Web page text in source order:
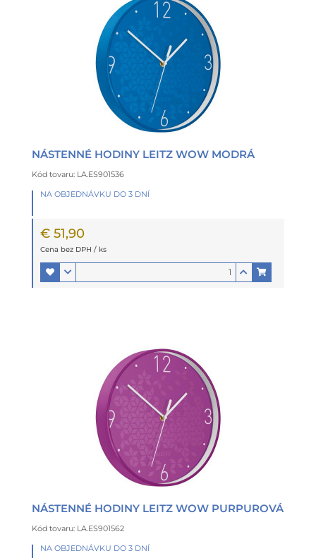
NÁSTENNÉ HODINY LEITZ WOW MODRÁ
Kód tovaru: LA.ES901536
NA OBJEDNÁVKU DO 3 DNÍ
€ 51,90
Cena bez DPH / ks
NÁSTENNÉ HODINY LEITZ WOW PURPUROVÁ
Kód tovaru: LA.ES901562
NA OBJEDNÁVKU DO 3 DNÍ